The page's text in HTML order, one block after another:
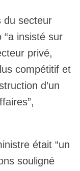
du secteur
“a insisté sur
privé,
compétitif et
d’un
était “un
souligné